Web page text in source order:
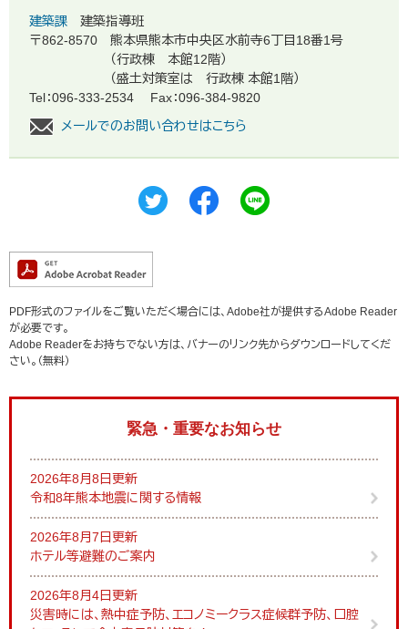
建築課
建築指導班
〒862-8570
熊本県熊本市中央区水前寺6丁目18番1号
（行政棟 本館12階）
（盛土対策室は 行政棟 本館1階）
Tel：096-333-2534
Fax：096-384-9820
メールでのお問い合わせはこちら
PDF形式のファイルをご覧いただく場合には、Adobe社が提供するAdobe Reader
が必要です。
Adobe Readerをお持ちでない方は、バナーのリンク先からダウンロードしてくだ
さい。（無料）
緊急・重要なお知らせ
2026年8月8日更新
令和8年熊本地震に関する情報
2026年8月7日更新
ホテル等避難のご案内
2026年8月4日更新
災害時には、熱中症予防、エコノミークラス症候群予防、口腔